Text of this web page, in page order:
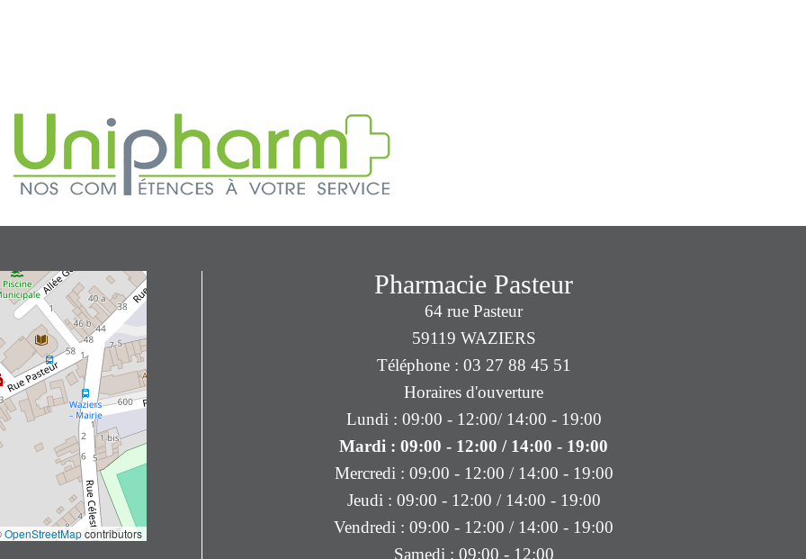
OpenStreetMapcontributors
Pharmacie Pasteur
64 rue Pasteur
59119 WAZIERS
Téléphone : 03 27 88 45 51
Horaires d'ouverture
Lundi : 09:00 - 12:00/ 14:00 - 19:00
Mardi : 09:00 - 12:00 / 14:00 - 19:00
Mercredi : 09:00 - 12:00 / 14:00 - 19:00
Jeudi : 09:00 - 12:00 / 14:00 - 19:00
Vendredi : 09:00 - 12:00 / 14:00 - 19:00
Samedi : 09:00 - 12:00